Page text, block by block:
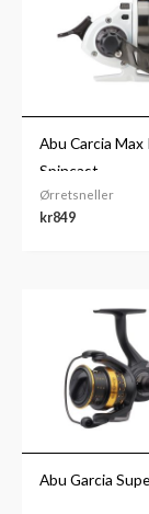
Abu Carcia Max
Spincast
Ørretsneller
kr849
Abu Garcia